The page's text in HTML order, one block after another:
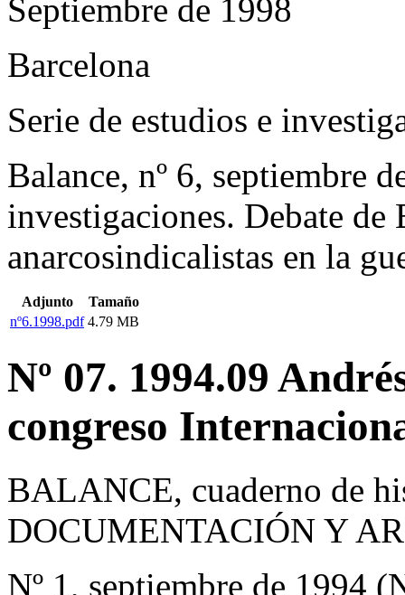
Septiembre de 1998
Barcelona
Serie de estudios e
Balance, nº 6, septiembre
investigaciones. Debate de
anarcosindicalistas en la
Adjunto
Tamaño
nº6.1998.pdf 4.79 MB
Nº 07. 1994.09
congreso
BALANCE, cuaderno de
DOCUMENTACIÓN Y
Nº 1, septiembre de 1994